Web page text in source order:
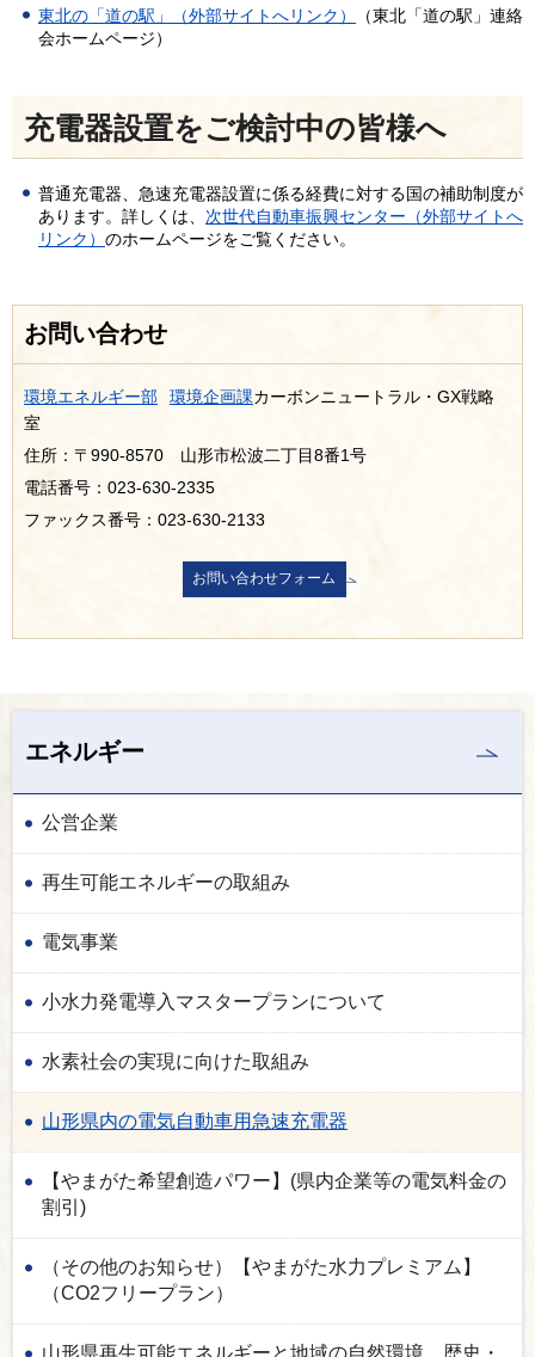
東北の「道の駅」（外部サイトへリンク）
（東北「道の駅」連絡
会ホームページ）
充電器設置をご検討中の皆様へ
普通充電器、急速充電器設置に係る経費に対する国の補助制度が
あります。詳しくは、 次世代自動車振興センター（外部サイトへ
リンク） のホームページをご覧ください。
お問い合わせ
環境エネルギー部 環境企画課カーボンニュートラル・GX戦略
室
住所：〒990-8570 山形市松波二丁目8番1号
電話番号：023-630-2335
ファックス番号：023-630-2133
エネルギー
公営企業
再生可能エネルギーの取組み
電気事業
小水力発電導入マスタープランについて
水素社会の実現に向けた取組み
山形県内の電気自動車用急速充電器
【やまがた希望創造パワー】(県内企業等の電気料金の
割引)
（その他のお知らせ）【やまがた水力プレミアム】
（CO2フリープラン）
山形県再生可能エネルギーと地域の自然環境、歴史・